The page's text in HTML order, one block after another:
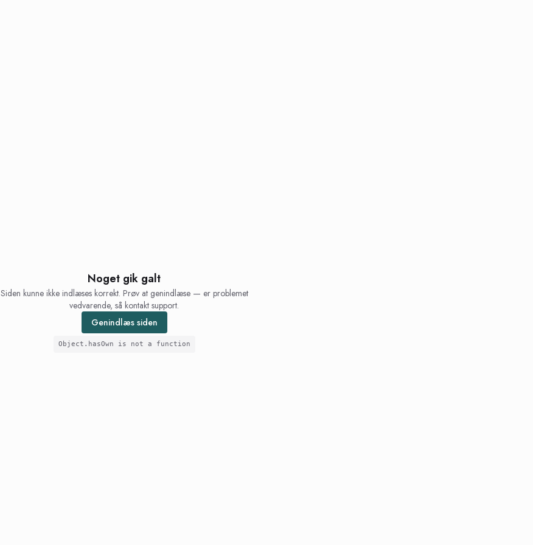
Noget gik galt
Siden kunne ikke indlæses korrekt. Prøv at genindlæse — er problemet
vedvarende, så kontakt support.
Genindlæs siden
Object.hasOwn is not a function